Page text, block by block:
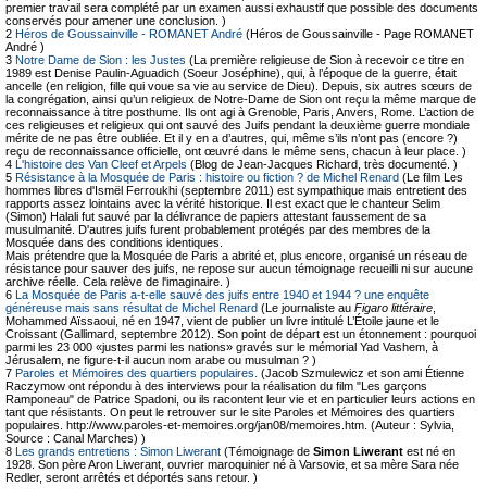
premier travail sera complété par un examen aussi exhaustif que possible des documents
conservés pour amener une conclusion. )
2 Héros de Goussainville - ROMANET André (Héros de Goussainville - Page ROMANET
André )
3 Notre Dame de Sion : les Justes (La première religieuse de Sion à recevoir ce titre en
1989 est Denise Paulin-Aguadich (Soeur Joséphine), qui, à l’époque de la guerre, était
ancelle (en religion, fille qui voue sa vie au service de Dieu). Depuis, six autres sœurs de
la congrégation, ainsi qu’un religieux de Notre-Dame de Sion ont reçu la même marque de
reconnaissance à titre posthume. Ils ont agi à Grenoble, Paris, Anvers, Rome. L’action de
ces religieuses et religieux qui ont sauvé des Juifs pendant la deuxième guerre mondiale
mérite de ne pas être oubliée. Et il y en a d’autres, qui, même s’ils n’ont pas (encore ?)
reçu de reconnaissance officielle, ont œuvré dans le même sens, chacun à leur place. )
4 L'histoire des Van Cleef et Arpels (Blog de Jean-Jacques Richard, très documenté. )
5 Résistance à la Mosquée de Paris : histoire ou fiction ? de Michel Renard (Le film Les
hommes libres d'Ismël Ferroukhi (septembre 2011) est sympathique mais entretient des
rapports assez lointains avec la vérité historique. Il est exact que le chanteur Selim
(Simon) Halali fut sauvé par la délivrance de papiers attestant faussement de sa
musulmanité. D'autres juifs furent probablement protégés par des membres de la
Mosquée dans des conditions identiques.
Mais prétendre que la Mosquée de Paris a abrité et, plus encore, organisé un réseau de
résistance pour sauver des juifs, ne repose sur aucun témoignage recueilli ni sur aucune
archive réelle. Cela relève de l'imaginaire. )
6 La Mosquée de Paris a-t-elle sauvé des juifs entre 1940 et 1944 ? une enquête
généreuse mais sans résultat de Michel Renard (Le journaliste au Figaro littéraire
Mohammed Aïssaoui, né en 1947, vient de publier un livre intitulé L’Étoile jaune et le
Croissant (Gallimard, septembre 2012). Son point de départ est un étonnement : pourquoi
parmi les 23 000 «justes parmi les nations» gravés sur le mémorial Yad Vashem, à
Jérusalem, ne figure-t-il aucun nom arabe ou musulman ? )
7 Paroles et Mémoires des quartiers populaires. (Jacob Szmulewicz et son ami Étienne
Raczymow ont répondu à des interviews pour la réalisation du film "Les garçons
Ramponeau" de Patrice Spadoni, ou ils racontent leur vie et en particulier leurs actions en
tant que résistants. On peut le retrouver sur le site Paroles et Mémoires des quartiers
populaires. http://www.paroles-et-memoires.org/jan08/memoires.htm. (Auteur : Sylvia,
Source : Canal Marches) )
8 Les grands entretiens : Simon Liwerant (Témoignage de Simon Liwerant est né en
1928. Son père Aron Liwerant, ouvrier maroquinier né à Varsovie, et sa mère Sara née
Redler, seront arrêtés et déportés sans retour. )